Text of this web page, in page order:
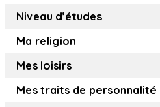
Niveau d’études
Ma religion
Mes loisirs
Mes traits de personnalité